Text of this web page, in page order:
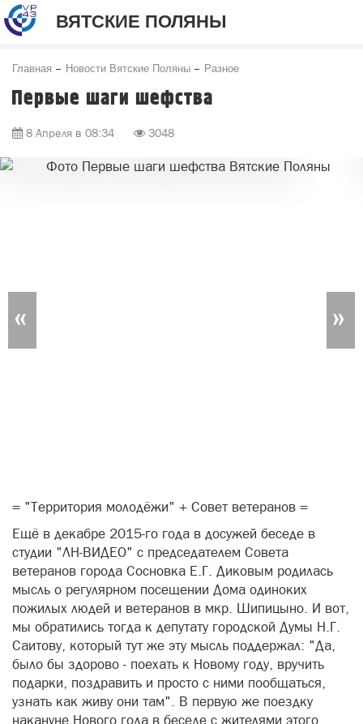
ВЯТСКИЕ ПОЛЯНЫ
Главная Новости Вятские Поляны Разное
Первые шаги шефства
8 Апреля в 08:34 3048
« »
= "Территория молодёжи" + Совет ветеранов =
Ещё в декабре 2015-го года в досужей беседе в
студии "ЛН-ВИДЕО" с председателем Совета
ветеранов города Сосновка Е.Г. Диковым родилась
мысль о регулярном посещении Дома одиноких
пожилых людей и ветеранов в мкр. Шипицыно. И вот,
мы обратились тогда к депутату городской Думы Н.Г.
Саитову, который тут же эту мысль поддержал: "Да,
было бы здорово - поехать к Новому году, вручить
подарки, поздравить и просто с ними пообщаться,
узнать как живу они там". В первую же поездку
накануне Нового года в беседе с жителями этого